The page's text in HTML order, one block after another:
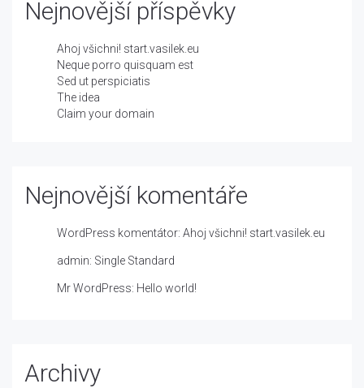
Nejnovější příspěvky
Ahoj všichni! start.vasilek.eu
Neque porro quisquam est
Sed ut perspiciatis
The idea
Claim your domain
Nejnovější komentáře
WordPress komentátor: Ahoj všichni! start.vasilek.eu
admin: Single Standard
Mr WordPress: Hello world!
Archivy